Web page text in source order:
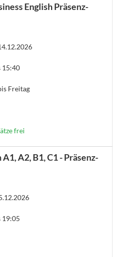
English Präsenz-
15:40
Freitag
frei
A2, B1, C1 - Präsenz-
19:05